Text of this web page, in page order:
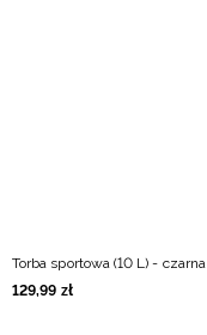
Torba sportowa (10 L) - czarna
129,99 zł